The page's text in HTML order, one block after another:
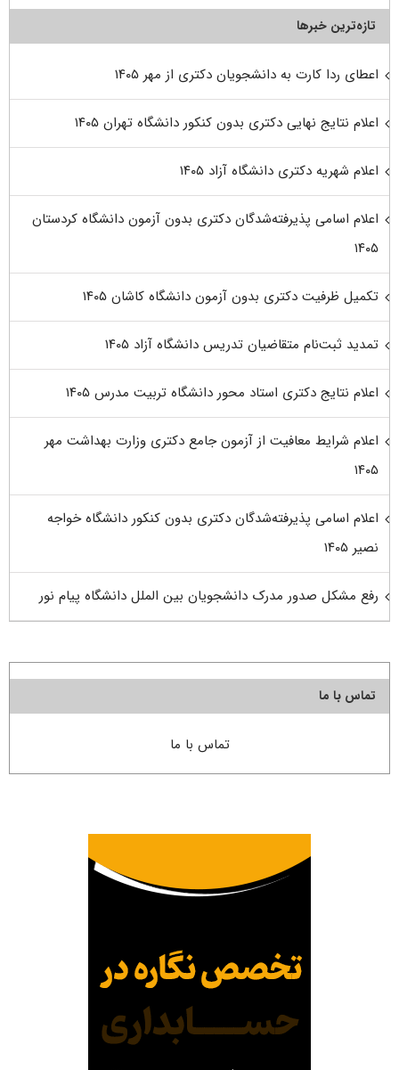
تازه‌ترین خبرها
اعطای ردا کارت به دانشجویان دکتری از مهر ۱۴۰۵
اعلام نتایج نهایی دکتری بدون کنکور دانشگاه تهران ۱۴۰۵
اعلام شهریه دکتری دانشگاه آزاد ۱۴۰۵
اعلام اسامی پذیرفته‌شدگان دکتری بدون آزمون دانشگاه کردستان
۱۴۰۵
تکمیل ظرفیت دکتری بدون آزمون دانشگاه کاشان ۱۴۰۵
تمدید ثبت‌نام متقاضیان تدریس دانشگاه آزاد ۱۴۰۵
اعلام نتایج دکتری استاد محور دانشگاه تربیت مدرس ۱۴۰۵
اعلام شرایط معافیت از آزمون جامع دکتری وزارت بهداشت مهر
۱۴۰۵
اعلام اسامی پذیرفته‌شدگان دکتری بدون کنکور دانشگاه خواجه
نصیر ۱۴۰۵
رفع مشکل صدور مدرک دانشجویان بین الملل دانشگاه پیام نور
تماس با ما
تماس با ما